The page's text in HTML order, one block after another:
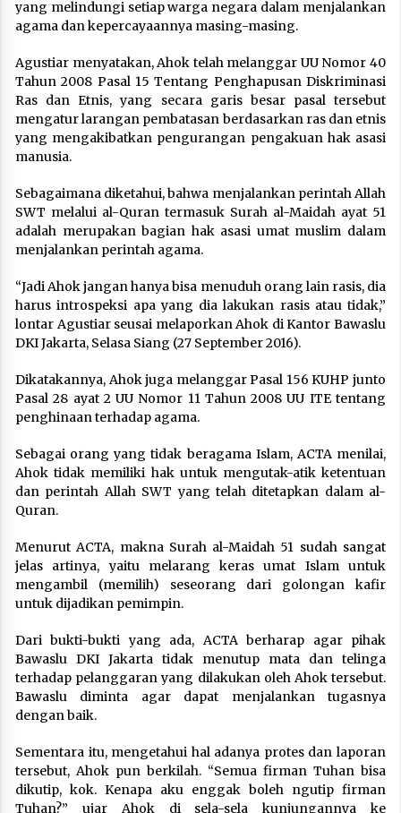
yang melindungi setiap warga negara dalam menjalankan
agama dan kepercayaannya masing-masing.
Agustiar menyatakan, Ahok telah melanggar UU Nomor 40
Tahun 2008 Pasal 15 Tentang Penghapusan Diskriminasi
Ras dan Etnis, yang secara garis besar pasal tersebut
mengatur larangan pembatasan berdasarkan ras dan etnis
yang mengakibatkan pengurangan pengakuan hak asasi
manusia.
Sebagaimana diketahui, bahwa menjalankan perintah Allah
SWT melalui al-Quran termasuk Surah al-Maidah ayat 51
adalah merupakan bagian hak asasi umat muslim dalam
menjalankan perintah agama.
“Jadi Ahok jangan hanya bisa menuduh orang lain rasis, dia
harus introspeksi apa yang dia lakukan rasis atau tidak,”
lontar Agustiar seusai melaporkan Ahok di Kantor Bawaslu
DKI Jakarta, Selasa Siang (27 September 2016).
Dikatakannya, Ahok juga melanggar Pasal 156 KUHP junto
Pasal 28 ayat 2 UU Nomor 11 Tahun 2008 UU ITE tentang
penghinaan terhadap agama.
Sebagai orang yang tidak beragama Islam, ACTA menilai,
Ahok tidak memiliki hak untuk mengutak-atik ketentuan
dan perintah Allah SWT yang telah ditetapkan dalam al-
Quran.
Menurut ACTA, makna Surah al-Maidah 51 sudah sangat
jelas artinya, yaitu melarang keras umat Islam untuk
mengambil (memilih) seseorang dari golongan kafir
untuk dijadikan pemimpin.
Dari bukti-bukti yang ada, ACTA berharap agar pihak
Bawaslu DKI Jakarta tidak menutup mata dan telinga
terhadap pelanggaran yang dilakukan oleh Ahok tersebut.
Bawaslu diminta agar dapat menjalankan tugasnya
dengan baik.
Sementara itu, mengetahui hal adanya protes dan laporan
tersebut, Ahok pun berkilah. “Semua firman Tuhan bisa
dikutip, kok. Kenapa aku enggak boleh ngutip firman
Tuhan?” ujar Ahok di sela-sela kunjungannya ke